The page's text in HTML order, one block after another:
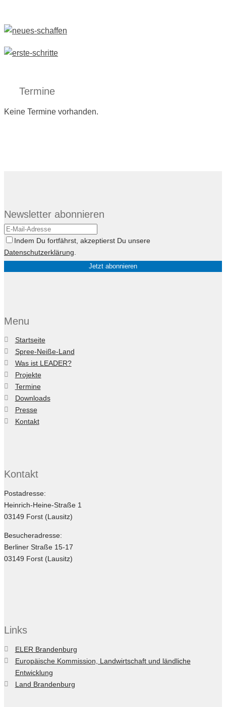
Termine
Keine Termine vorhanden.
Newsletter abonnieren
Indem Du fortfährst, akzeptierst Du unsere
Datenschutzerklärung
Menu
Startseite
Spree-Neiße-Land
Was ist LEADER?
Projekte
Termine
Downloads
Presse
Kontakt
Kontakt
Postadresse:
Heinrich-Heine-Straße 1
03149 Forst (Lausitz)
Besucheradresse:
Berliner Straße 15-17
03149 Forst (Lausitz)
Links
ELER Brandenburg
Europäische Kommission, Landwirtschaft und ländliche
Entwicklung
Land Brandenburg